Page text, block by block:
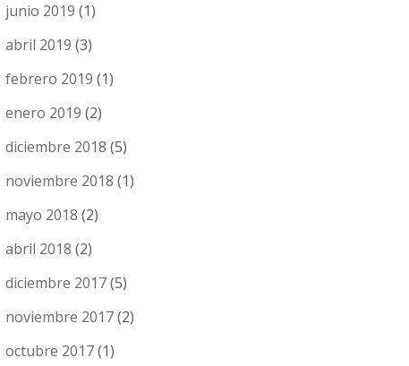
junio 2019 (1)
abril 2019 (3)
febrero 2019 (1)
enero 2019 (2)
diciembre 2018 (5)
noviembre 2018 (1)
mayo 2018 (2)
abril 2018 (2)
diciembre 2017(5)
noviembre 2017(2)
octubre 2017(1)